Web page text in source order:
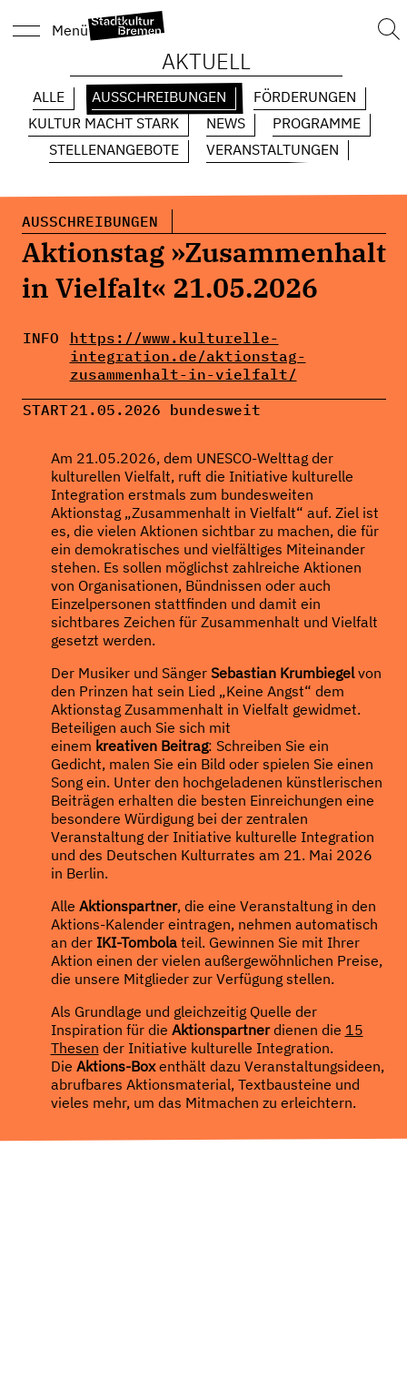
Menü
AKTUELL
ALLE AUSSCHREIBUNGEN
FÖRDERUNGEN
KULTUR MACHT STARK
NEWS
PROGRAMME
STELLENANGEBOTE
VERANSTALTUNGEN
AUSSCHREIBUNGEN
Aktionstag »Zusammenhalt
in Vielfalt« 21.05.2026
INFO
https://www.kulturelle-
integration.de/aktionstag-
zusammenhalt-in-vielfalt/
START21.05.2026 bundesweit
Am 21.05.2026, dem UNESCO-Welttag der
kulturellen Vielfalt, ruft die Initiative kulturelle
Integration erstmals zum bundesweiten
Aktionstag „Zusammenhalt in Vielfalt“ auf. Ziel ist
es, die vielen Aktionen sichtbar zu machen, die für
ein demokratisches und vielfältiges Miteinander
stehen. Es sollen möglichst zahlreiche Aktionen
von Organisationen, Bündnissen oder auch
Einzelpersonen stattfinden und damit ein
sichtbares Zeichen für Zusammenhalt und Vielfalt
gesetzt werden.
Der Musiker und Sänger Sebastian Krumbiegelvon
den Prinzen hat sein Lied „Keine Angst“ dem
Aktionstag Zusammenhalt in Vielfalt gewidmet.
Beteiligen auch Sie sich mit
einem kreativen Beitrag: Schreiben Sie ein
Gedicht, malen Sie ein Bild oder spielen Sie einen
Song ein. Unter den hochgeladenen künstlerischen
Beiträgen erhalten die besten Einreichungen eine
besondere Würdigung bei der zentralen
Veranstaltung der Initiative kulturelle Integration
und des Deutschen Kulturrates am 21. Mai 2026
in Berlin.
Alle Aktionspartner, die eine Veranstaltung in den
Aktions-Kalender eintragen, nehmen automatisch
an der IKI-Tombolateil. Gewinnen Sie mit Ihrer
Aktion einen der vielen außergewöhnlichen Preise,
die unsere Mitglieder zur Verfügung stellen.
Als Grundlage und gleichzeitig Quelle der
Inspiration für die Aktionspartnerdienen die 15
Thesen der Initiative kulturelle Integration.
Die Aktions-Boxenthält dazu Veranstaltungsideen,
abrufbares Aktionsmaterial, Textbausteine und
vieles mehr, um das Mitmachen zu erleichtern.